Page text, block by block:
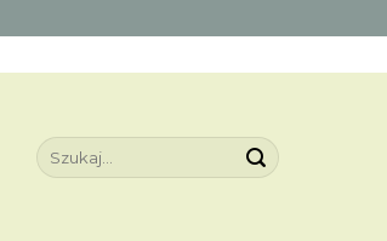
Szukaj: